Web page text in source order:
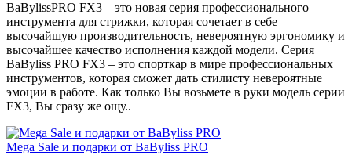
BaBylissPRO FX3 – это новая серия профессионального
инструмента для стрижки, которая сочетает в себе
высочайшую производительность, невероятную эргономику и
высочайшее качество исполнения каждой модели. Серия
BaByliss PRO FX3 – это спорткар в мире профессиональных
инструментов, которая сможет дать стилисту невероятные
эмоции в работе. Как только Вы возьмете в руки модель серии
FX3, Вы сразу же ощу..
Mega Sale и подарки от BaByliss PRO